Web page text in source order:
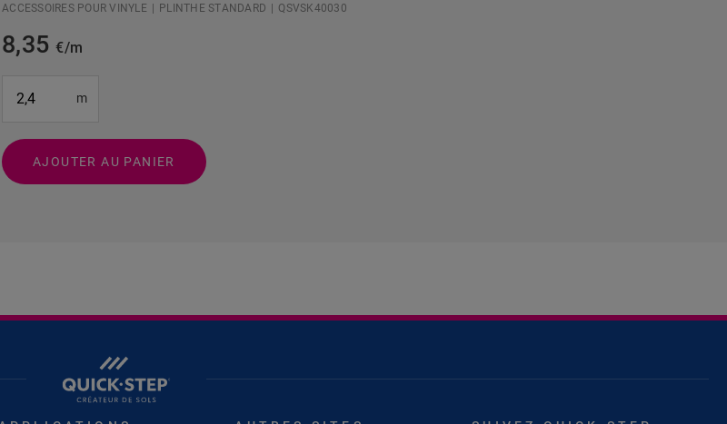
ACCESSOIRES POUR VINYLE PLINTHE STANDARD QSVSK40030
8,35€/m
m
AJOUTER AU PANIER